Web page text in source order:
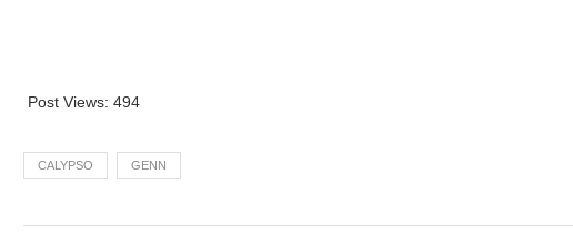
Post Views: 494
CALYPSO GENN